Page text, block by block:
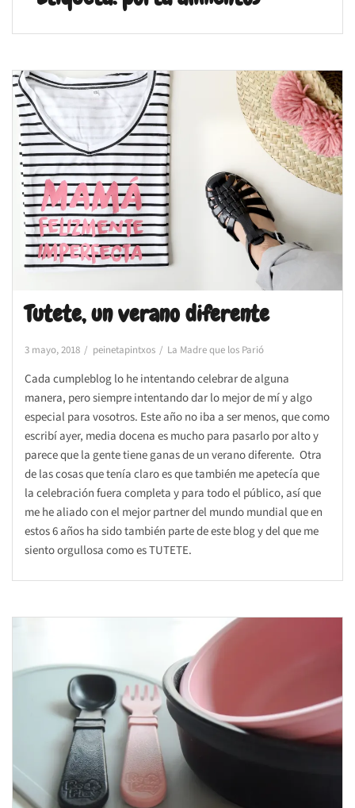
Tutete, un verano diferente
3 mayo, 2018 peinetapintxos La Madre que los Parió
Cada cumpleblog lo he intentando celebrar de alguna
manera, pero siempre intentando dar lo mejor de mí y algo
especial para vosotros. Este año no iba a ser menos, que como
escribí ayer, media docena es mucho para pasarlo por alto y
parece que la gente tiene ganas de un verano diferente. Otra
de las cosas que tenía claro es que también me apetecía que
la celebración fuera completa y para todo el público, así que
me he aliado con el mejor partner del mundo mundial que en
estos 6 años ha sido también parte de este blog y del que me
siento orgullosa como es TUTETE.